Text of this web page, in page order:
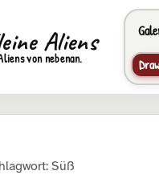
Aliens
von nebenan.
Süß